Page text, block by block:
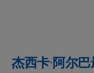
杰西卡·阿尔